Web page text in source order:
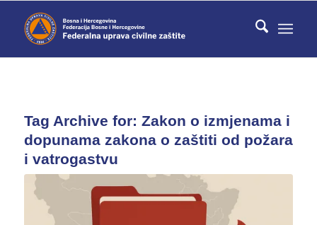
Tag Archive for: Zakon o izmjenama i
dopunama zakona o zaštiti od požara
i vatrogastvu